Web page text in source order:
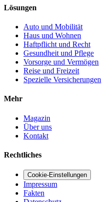
Lösungen
Auto und Mobilität
Haus und Wohnen
Haftpflicht und Recht
Gesundheit und Pflege
Vorsorge und Vermögen
Reise und Freizeit
Spezielle Versicherungen
Mehr
Magazin
Über uns
Kontakt
Rechtliches
Cookie-Einstellungen
Impressum
Fakten